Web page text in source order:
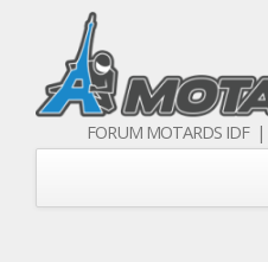
FORUM MOTARDS IDF |